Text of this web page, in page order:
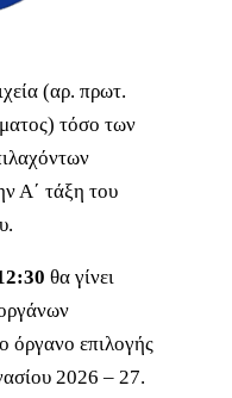
(αρ. πρωτ.
τόσο των
Α΄ τάξη του
θα γίνει
όργανο επιλογής
2026 – 27.